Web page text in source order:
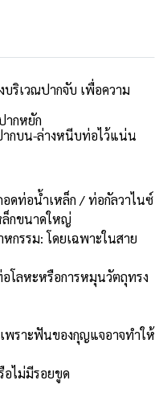
ริเวณปากจับ เพื่อความ
กหยัก
ากบน-ล่างหนีบท่อไว้แน่น
ดท่อน้ำเหล็ก / ท่อกัลวาไนซ์
ล็กขนาดใหญ่
กรรม: โดยเฉพาะในสาย
โลหะหรือการหมุนวัตถุทรง
พราะฟันของกุญแจอาจทำให้
อไม่มีรอยขูด